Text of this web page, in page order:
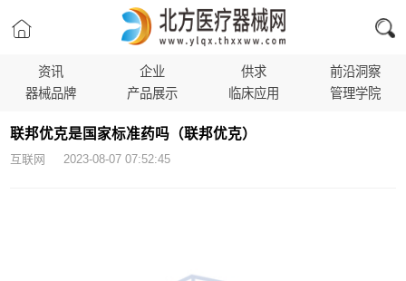
资讯 企业 供求
前沿洞察
器械品牌
产品展示 临床应用 管理学院
联邦优克是国家标准药吗（联邦优克）
互联网 2023-08-07 07:52:45